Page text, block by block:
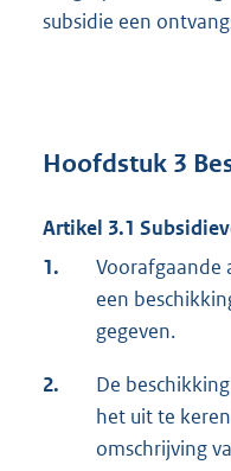
subsidie een
Hoofdstuk 3
Artikel 3.1
1.
Voorafgaande
een
gegeven.
2.
De
het uit te
omschrijving